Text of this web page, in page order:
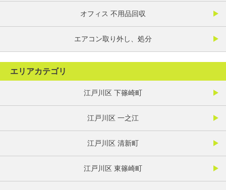
オフィス 不用品回収
エアコン取り外し、処分
エリアカテゴリ
江戸川区 下篠崎町
江戸川区 一之江
江戸川区 清新町
江戸川区 東篠崎町